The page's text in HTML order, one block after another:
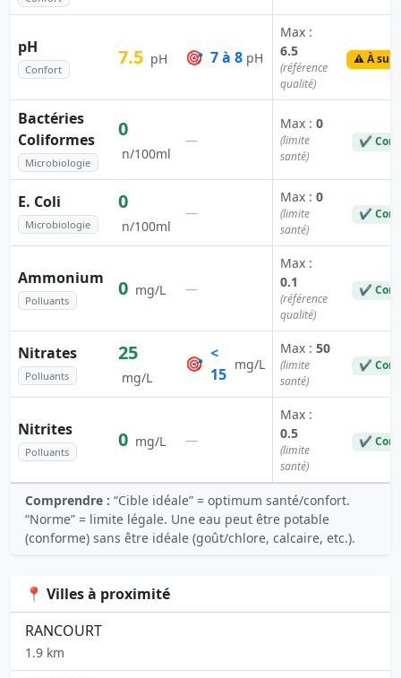
pH
Confort
7.5 pH 🎯 7 à 8 pH
Max :
6.5
(référence
qualité)
⚠️ À
Bactéries
Coliformes
Microbiologie
0
n/100ml
—
Max : 0
(limite
santé)
✔
E. Coli
Microbiologie
0
n/100ml
—
Max : 0
(limite
santé)
✔
Ammonium
Polluants
0 mg/L —
Max :
0.1
(référence
qualité)
✔
Nitrates
Polluants
25
mg/L
🎯
<
15
mg/L
Max : 50
(limite
santé)
✔
Nitrites
Polluants
0 mg/L —
Max :
0.5
(limite
santé)
✔
Comprendre : “Cible idéale” = optimum santé/confort.
“Norme” = limite légale. Une eau peut être potable
(conforme) sans être idéale (goût/chlore, calcaire, etc.).
📍 Villes à proximité
RANCOURT
1.9 km